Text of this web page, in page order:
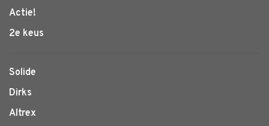
Actie!
2e keus
Solide
Dirks
Altrex